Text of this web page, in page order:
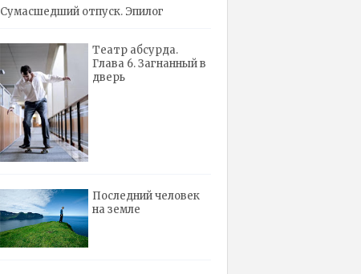
Сумасшедший отпуск. Эпилог
Театр абсурда.
Глава 6. Загнанный в
дверь
Последний человек
на земле